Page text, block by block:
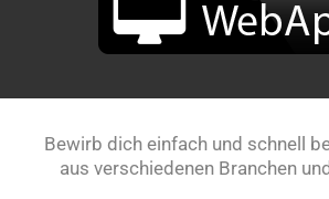
Bewirb dich einfach und schnell
aus verschiedenen Branchen